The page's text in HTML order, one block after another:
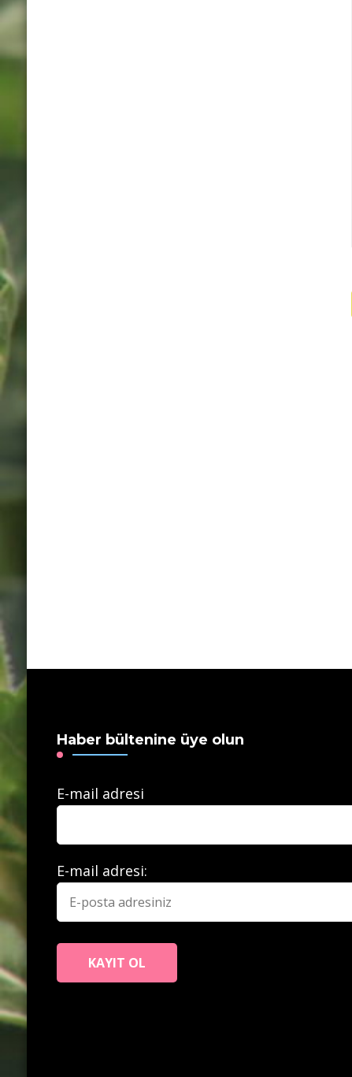
Haber bültenine üye olun
E-mail adresi
E-mail adresi: